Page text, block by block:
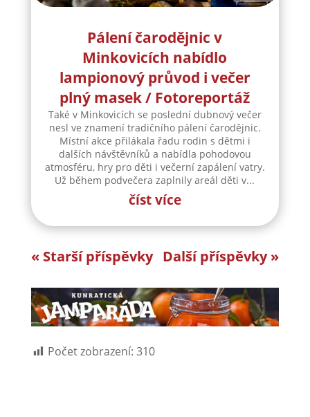
Pálení čarodějnic v
Minkovicích nabídlo
lampionový průvod i večer
plný masek / Fotoreportáž
Také v Minkovicích se poslední dubnový večer
nesl ve znamení tradičního pálení čarodějnic.
Místní akce přilákala řadu rodin s dětmi i
dalších návštěvníků a nabídla pohodovou
atmosféru, hry pro děti i večerní zapálení vatry.
Už během podvečera zaplnily areál děti v...
číst více
« Starší příspěvky Další příspěvky »
Počet zobrazení: 310